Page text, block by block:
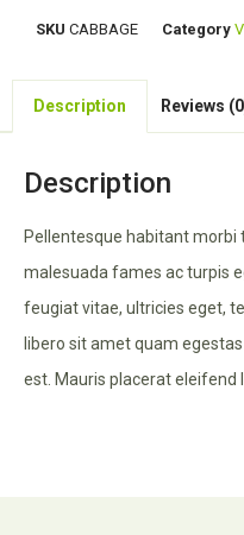
SKU CABBAGE Category
Description Reviews
Description
Pellentesque habitant
malesuada fames ac turpis
feugiat vitae, ultricies eget,
libero sit amet quam
est. Mauris placerat eleifend